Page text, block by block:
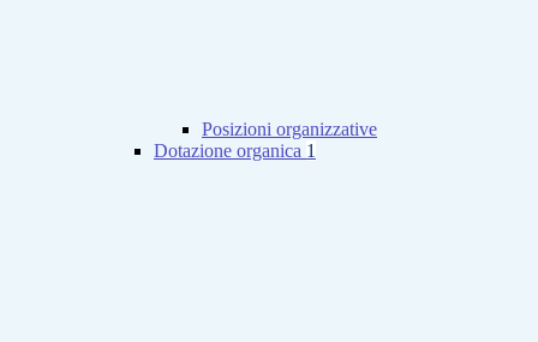
Posizioni organizzative
Dotazione organica 1